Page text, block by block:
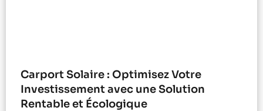
Carport Solaire : Optimisez Votre
Investissement avec une Solution
Rentable et Écologique